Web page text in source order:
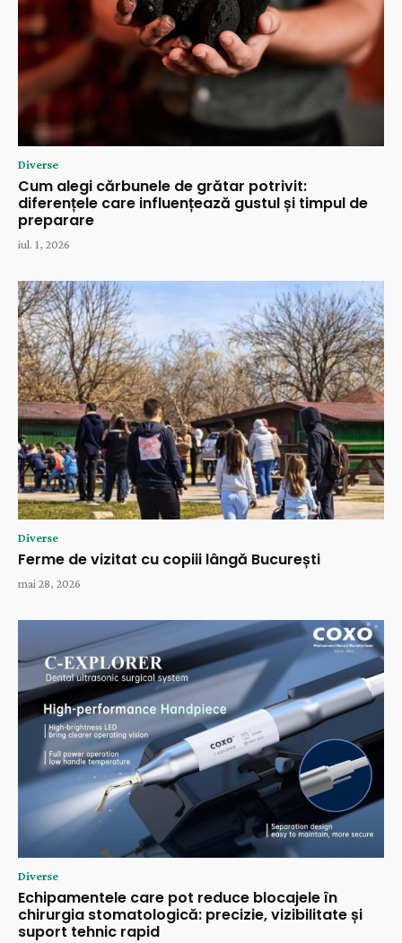
Diverse
Cum alegi cărbunele de grătar potrivit:
diferențele care influențează gustul și timpul de
preparare
iul. 1, 2026
Diverse
Ferme de vizitat cu copiii lângă București
mai 28, 2026
Diverse
Echipamentele care pot reduce blocajele în
chirurgia stomatologică: precizie, vizibilitate și
suport tehnic rapid